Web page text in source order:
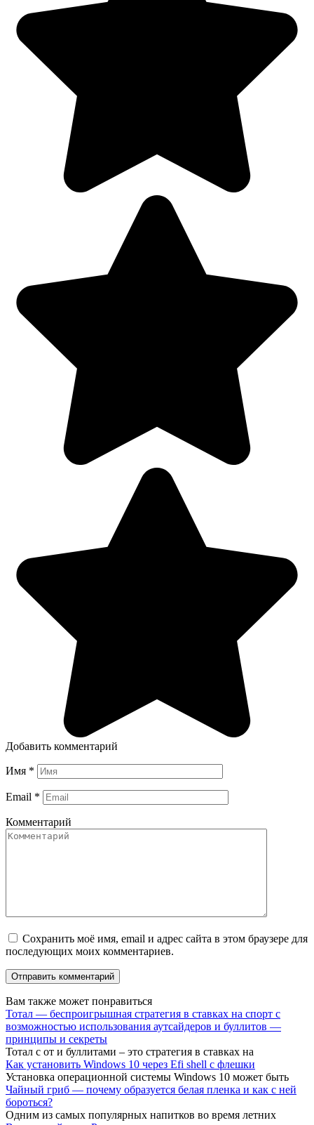
Добавить комментарий
Имя *
Email *
Комментарий
Сохранить моё имя, email и адрес сайта в этом браузере для
последующих моих комментариев.
Вам также может понравиться
Тотал — беспроигрышная стратегия в ставках на спорт с
возможностью использования аутсайдеров и буллитов —
принципы и секреты
Тотал с от и буллитами – это стратегия в ставках на
Как установить Windows 10 через Efi shell с флешки
Установка операционной системы Windows 10 может быть
Чайный гриб — почему образуется белая пленка и как с ней
бороться?
Одним из самых популярных напитков во время летних